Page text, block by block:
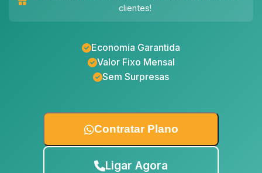
clientes!
Economia Garantida
Valor Fixo Mensal
Sem Surpresas
Contratar Plano
Ligar Agora